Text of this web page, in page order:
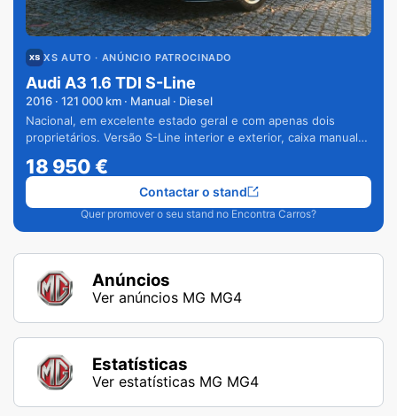
XS AUTO · ANÚNCIO PATROCINADO
Audi A3 1.6 TDI S-Line
2016 · 121 000 km · Manual · Diesel
Nacional, em excelente estado geral e com apenas dois
proprietários. Versão S-Line interior e exterior, caixa manual
18 950€
Quer promover o seu stand no Encontra Carros?
Contactar o stand
Anúncios
Ver anúncios MG MG4
Estatísticas
Ver estatísticas MG MG4